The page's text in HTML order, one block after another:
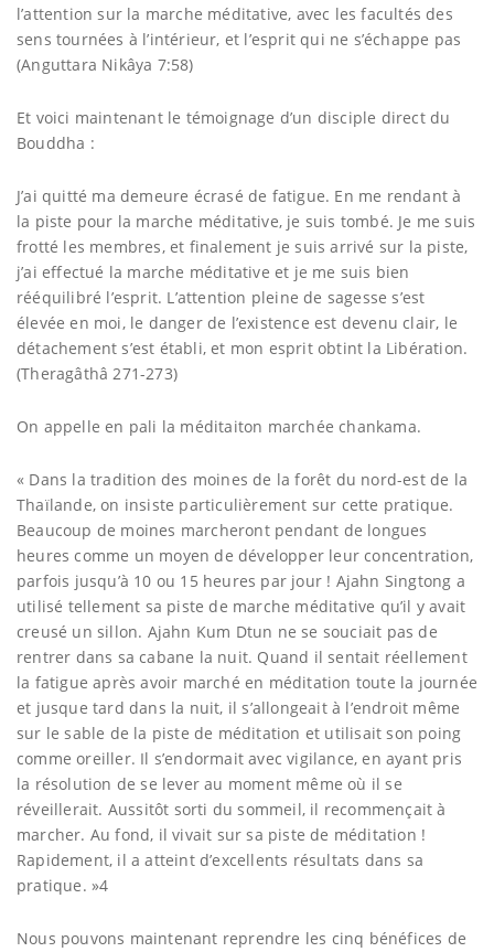
l’attention sur la marche méditative, avec les facultés des
sens tournées à l’intérieur, et l’esprit qui ne s’échappe pas
(Anguttara Nikâya 7:58)
Et voici maintenant le témoignage d’un disciple direct du
Bouddha :
J’ai quitté ma demeure écrasé de fatigue. En me rendant à
la piste pour la marche méditative, je suis tombé. Je me suis
frotté les membres, et finalement je suis arrivé sur la piste,
j’ai effectué la marche méditative et je me suis bien
rééquilibré l’esprit. L’attention pleine de sagesse s’est
élevée en moi, le danger de l’existence est devenu clair, le
détachement s’est établi, et mon esprit obtint la Libération.
(Theragâthâ 271-273)
On appelle en pali la méditaiton marchée chankama.
« Dans la tradition des moines de la forêt du nord-est de la
Thaïlande, on insiste particulièrement sur cette pratique.
Beaucoup de moines marcheront pendant de longues
heures comme un moyen de développer leur concentration,
parfois jusqu’à 10 ou 15 heures par jour ! Ajahn Singtong a
utilisé tellement sa piste de marche méditative qu’il y avait
creusé un sillon. Ajahn Kum Dtun ne se souciait pas de
rentrer dans sa cabane la nuit. Quand il sentait réellement
la fatigue après avoir marché en méditation toute la journée
et jusque tard dans la nuit, il s’allongeait à l’endroit même
sur le sable de la piste de méditation et utilisait son poing
comme oreiller. Il s’endormait avec vigilance, en ayant pris
la résolution de se lever au moment même où il se
réveillerait. Aussitôt sorti du sommeil, il recommençait à
marcher. Au fond, il vivait sur sa piste de méditation !
Rapidement, il a atteint d’excellents résultats dans sa
pratique. »4
Nous pouvons maintenant reprendre les cinq bénéfices de